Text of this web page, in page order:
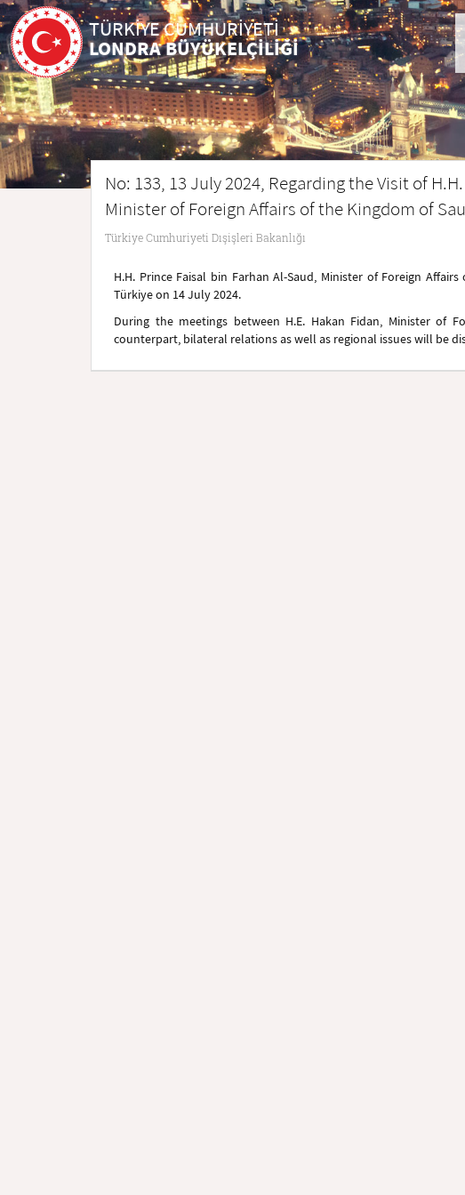
TÜRKİYE CUMHURİYETİ
LONDRA BÜYÜKELÇİLİĞİ
No: 133, 13 July 2024, Regarding the Visit of
Minister of Foreign Affairs of the Kingdom of
Türkiye Cumhuriyeti Dışişleri Bakanlığı
H.H. Prince Faisal bin Farhan Al-Saud, Minister of Foreign
Türkiye on 14 July 2024.
During the meetings between H.E. Hakan Fidan, Minister of
counterpart, bilateral relations as well as regional issues will be